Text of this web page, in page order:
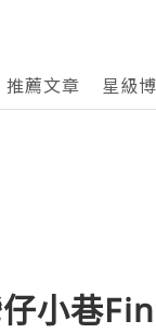
推薦文章 星級
仔小巷